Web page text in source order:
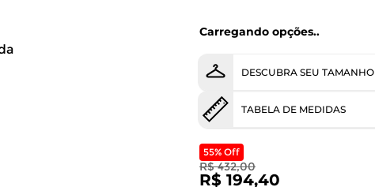
Carregando opções..
DESCUBRA SEU TAMANHO
TABELA DE MEDIDAS
55% Off
R$ 432,00
R$ 194,40